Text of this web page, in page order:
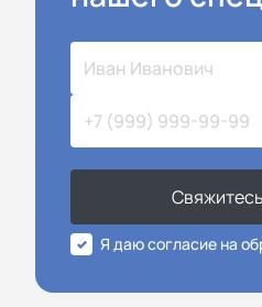
Я даю согласие на